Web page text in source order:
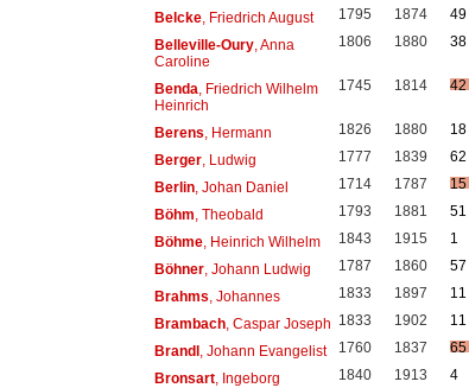
Belcke, Friedrich August 1795 1874
49
Belleville-Oury, Anna
Caroline
1806 1880 38
Benda , Friedrich Wilhelm
Heinrich
1745 1814 42
Berens , Hermann 1826 1880
18
Berger, Ludwig 1777 1839
62
Berlin, Johan Daniel 1714 1787
15
Böhm , Theobald 1793 1881
51
Böhme, Heinrich Wilhelm 1843 1915
1
Böhner, Johann Ludwig 1787 1860
57
Brahms , Johannes 1833 1897
11
Brambach, Caspar Joseph 1833 1902
11
Brandl, Johann Evangelist 1760 1837
65
Bronsart, Ingeborg 1840 1913
4